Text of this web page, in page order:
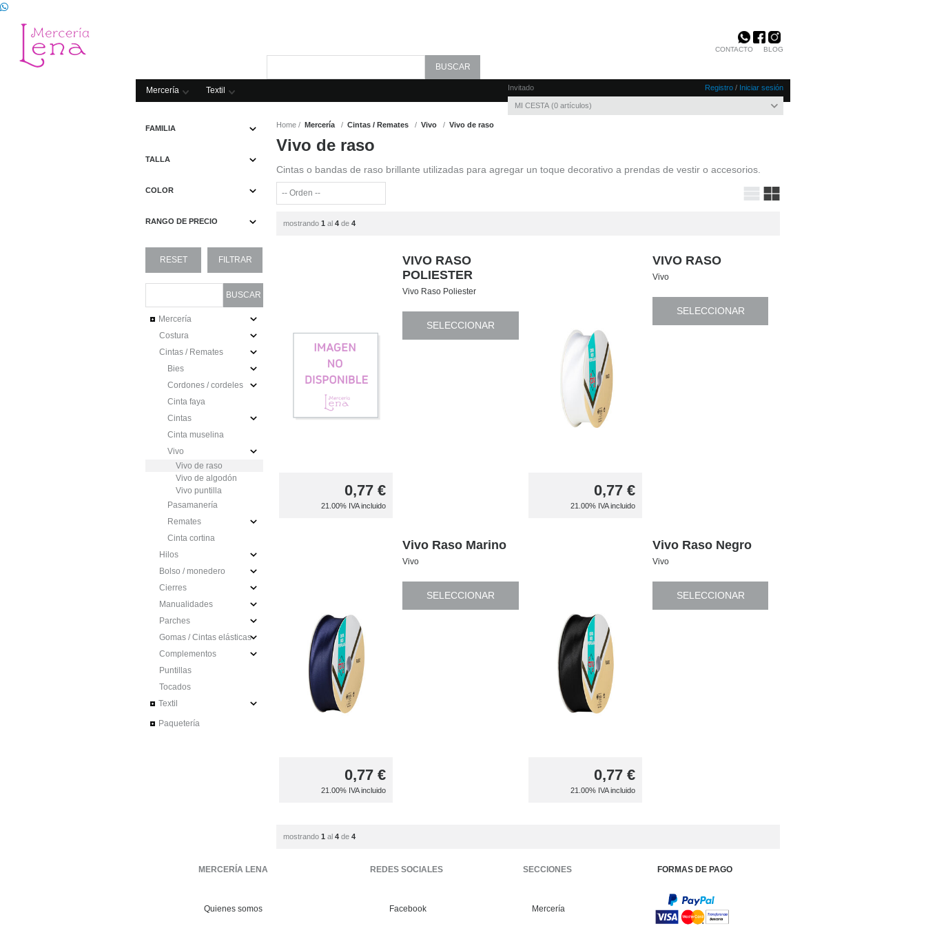
Invitado Registro / Iniciar sesión
MI CESTA 0 artículos
CONTACTO BLOG
Mercería Textil
FAMILIA
TALLA
COLOR
RANGO DE PRECIO
Mercería
Costura
Cintas / Remates
Bies
Cordones / cordeles
Cinta faya
Cintas
Cinta muselina
Vivo
Vivo de raso
Vivo de algodón
Vivo puntilla
Pasamanería
Remates
Cinta cortina
Hilos
Bolso / monedero
Cierres
Manualidades
Parches
Gomas / Cintas elásticas
Complementos
Puntillas
Tocados
Textil
Paquetería
Home Mercería Cintas / Remates Vivo Vivo de raso
Vivo de raso
Cintas o bandas de raso brillante utilizadas para agregar un toque decorativo a prendas de vestir o accesorios.
mostrando1 al4 de 4
0,77 €
21.00% IVA incluido
VIVO RASO
POLIESTER
Vivo Raso Poliester
SELECCIONAR
0,77 €
21.00% IVA incluido
VIVO RASO
Vivo
SELECCIONAR
0,77 €
21.00% IVA incluido
Vivo Raso Marino
Vivo
SELECCIONAR
0,77 €
21.00% IVA incluido
Vivo Raso Negro
Vivo
SELECCIONAR
mostrando1 al4 de 4
MERCERÍA LENA REDES SOCIALES SECCIONES FORMAS DE PAGO
Quienes somos Facebook Mercería